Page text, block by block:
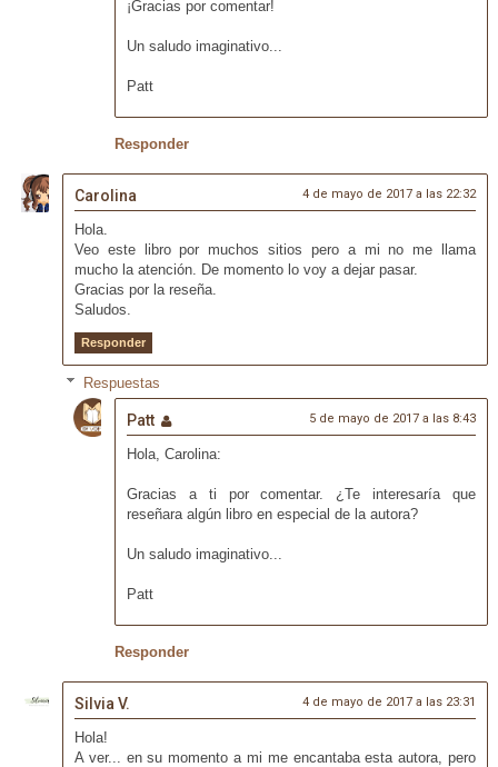
¡Gracias por comentar!
Un saludo imaginativo...
Patt
Responder
Carolina 4 de mayo de 2017 a las 22:32
Hola.
Veo este libro por muchos sitios pero a mi no me llama
mucho la atención. De momento lo voy a dejar pasar.
Gracias por la reseña.
Saludos.
Responder
Respuestas
Patt 5 de mayo de 2017 a las 8:43
Hola, Carolina:
Gracias a ti por comentar. ¿Te interesaría que
reseñara algún libro en especial de la autora?
Un saludo imaginativo...
Patt
Responder
Silvia V. 4 de mayo de 2017 a las 23:31
Hola!
A ver... en su momento a mi me encantaba esta autora, pero